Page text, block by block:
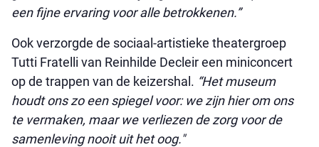
een fijne ervaring voor alle betrokkenen.”
Ook verzorgde de sociaal-artistieke theatergroep
Tutti Fratelli van Reinhilde Decleir een miniconcert
op de trappen van de keizershal. “Het museum
houdt ons zo een spiegel voor: we zijn hier om ons
te vermaken, maar we verliezen de zorg voor de
samenleving nooit uit het oog."